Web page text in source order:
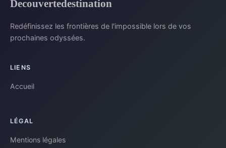
Decouvertedestination
Redéfinissez les frontières de l'impossible lors de vos
prochaines odyssées.
LIENS
Accueil
LÉGAL
Mentions légales